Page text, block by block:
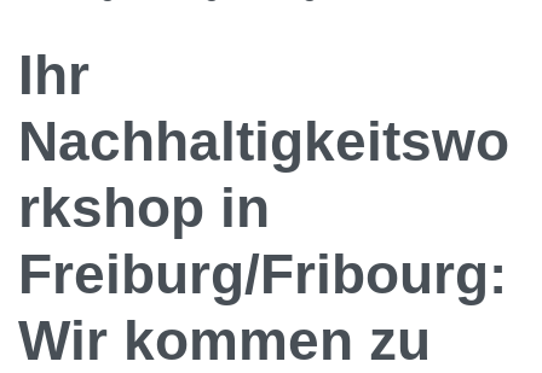
Ihr
Nachhaltigkeitswo
rkshop in
Freiburg/Fribourg:
Wir kommen zu